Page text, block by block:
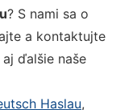
? S nami sa o
a kontaktujte
ďalšie naše
Haslau,